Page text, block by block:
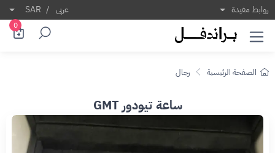
روابط مفيدة عربى /
SAR
0
الصفحة الرئيسية رجال
ساعة تيودور GMT